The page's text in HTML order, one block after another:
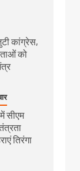
कांग्रेस,
को
सीएम
तिरंगा